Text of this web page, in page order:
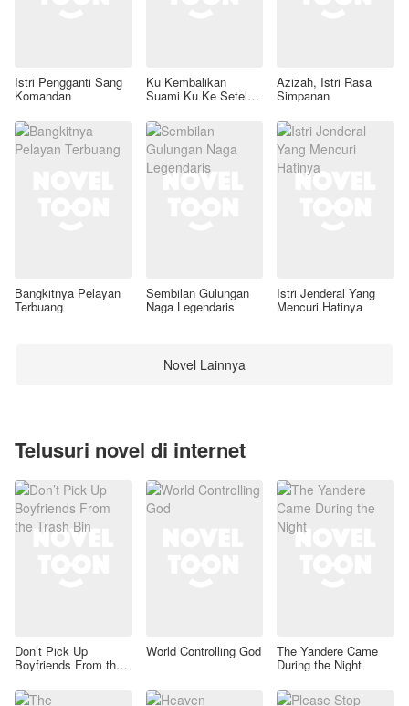
Istri Pengganti Sang
Komandan
Ku Kembalikan
Suami Ku Ke Setelan
Azizah, Istri Rasa
Simpanan
Bangkitnya Pelayan
Terbuang
Sembilan Gulungan
Naga Legendaris
Istri Jenderal Yang
Mencuri Hatinya
Novel Lainnya
Telusuri novel di internet
Don’t Pick Up
Boyfriends From the
World Controlling God The Yandere Came
During the Night